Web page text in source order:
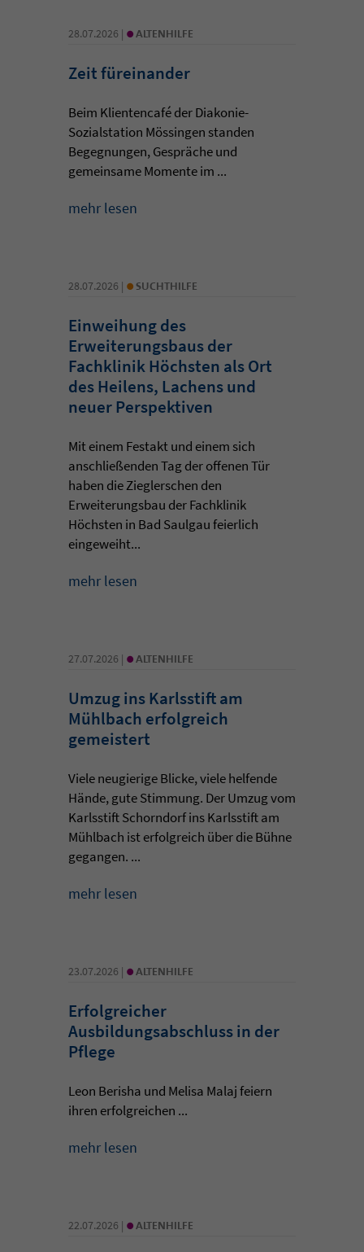
28.07.2026 | • ALTENHILFE
Zeit füreinander
Beim Klientencafé der Diakonie-
Sozialstation Mössingen standen
Begegnungen, Gespräche und
gemeinsame Momente im ...
mehr lesen
28.07.2026 | • SUCHTHILFE
Einweihung des
Erweiterungsbaus der
Fachklinik Höchsten als Ort
des Heilens, Lachens und
neuer Perspektiven
Mit einem Festakt und einem sich
anschließenden Tag der offenen Tür
haben die Zieglerschen den
Erweiterungsbau der Fachklinik
Höchsten in Bad Saulgau feierlich
eingeweiht...
mehr lesen
27.07.2026 | • ALTENHILFE
Umzug ins Karlsstift am
Mühlbach erfolgreich
gemeistert
Viele neugierige Blicke, viele helfende
Hände, gute Stimmung. Der Umzug vom
Karlsstift Schorndorf ins Karlsstift am
Mühlbach ist erfolgreich über die Bühne
gegangen. ...
mehr lesen
23.07.2026 | • ALTENHILFE
Erfolgreicher
Ausbildungsabschluss in der
Pflege
Leon Berisha und Melisa Malaj feiern
ihren erfolgreichen ...
mehr lesen
22.07.2026 | • ALTENHILFE